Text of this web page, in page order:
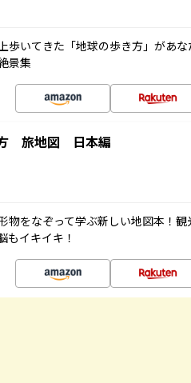
歩いてきた「地球の歩き方」があ
景集
旅地図 日本編
物をなぞって学ぶ新しい地図本！
もイキイキ！